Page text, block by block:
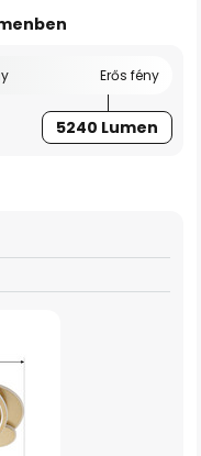
Erős fény
5240 Lumen